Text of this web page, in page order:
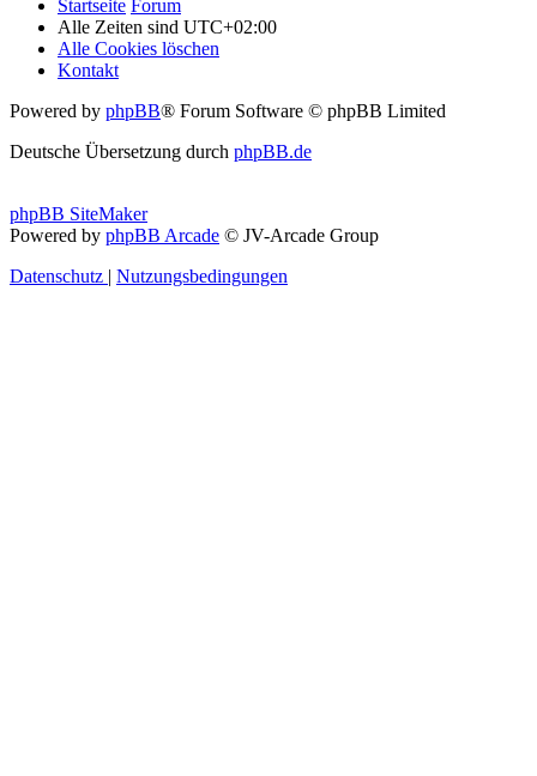
Startseite Forum
Alle Zeiten sind UTC+02:00
Alle Cookies löschen
Kontakt
Powered by phpBB® Forum Software © phpBB Limited
Deutsche Übersetzung durch phpBB.de
phpBB SiteMaker
Powered by phpBB Arcade © JV-Arcade Group
Datenschutz | Nutzungsbedingungen